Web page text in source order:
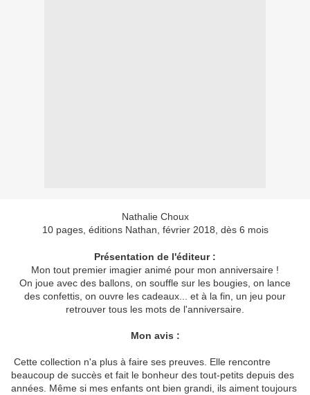
Nathalie Choux
10 pages, éditions Nathan, février 2018, dès 6 mois
Présentation de l'éditeur :
Mon tout premier imagier animé pour mon anniversaire !
On joue avec des ballons, on souffle sur les bougies, on lance
des confettis, on ouvre les cadeaux... et à la fin, un jeu pour
retrouver tous les mots de l'anniversaire.
Mon avis :
Cette collection n'a plus à faire ses preuves. Elle rencontre
beaucoup de succès et fait le bonheur des tout-petits depuis des
années. Même si mes enfants ont bien grandi, ils aiment toujours